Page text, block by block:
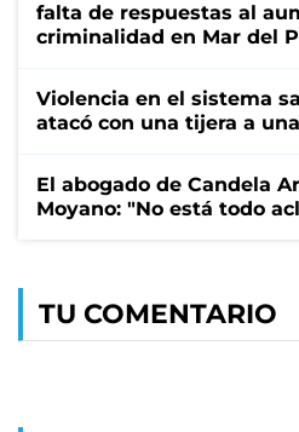
falta de respuestas al
criminalidad en Mar del
Violencia en el sistema
atacó con una tijera a
El abogado de Candela
Moyano: "No está todo
TU COMENTARIO